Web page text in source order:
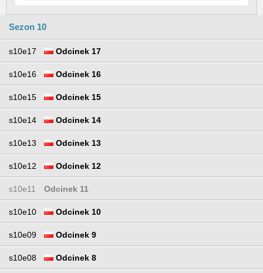
Sezon 10
s10e17 Odcinek 17
s10e16 Odcinek 16
s10e15 Odcinek 15
s10e14 Odcinek 14
s10e13 Odcinek 13
s10e12 Odcinek 12
s10e11 Odcinek 11
s10e10 Odcinek 10
s10e09 Odcinek 9
s10e08 Odcinek 8